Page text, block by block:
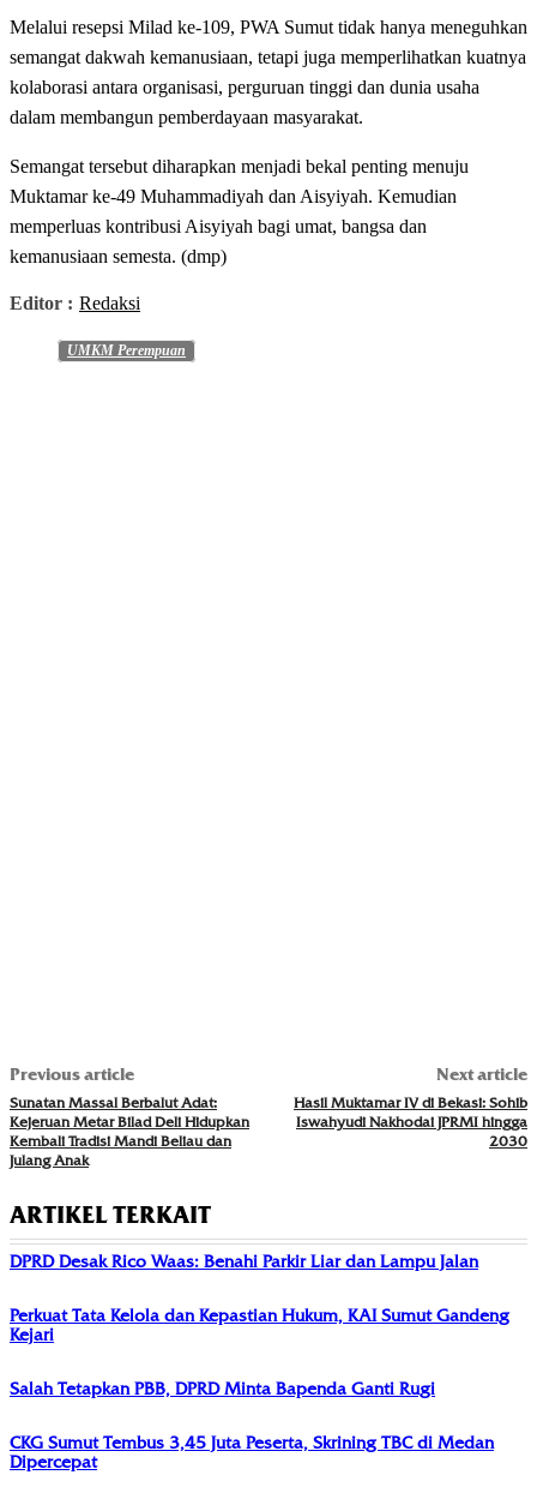
Melalui resepsi Milad ke-109, PWA Sumut tidak hanya meneguhkan
semangat dakwah kemanusiaan, tetapi juga memperlihatkan kuatnya
kolaborasi antara organisasi, perguruan tinggi dan dunia usaha
dalam membangun pemberdayaan masyarakat.
Semangat tersebut diharapkan menjadi bekal penting menuju
Muktamar ke-49 Muhammadiyah dan Aisyiyah. Kemudian
memperluas kontribusi Aisyiyah bagi umat, bangsa dan
kemanusiaan semesta. (dmp)
Editor : Redaksi
UMKM Perempuan
Previous article
Sunatan Massal Berbalut Adat:
Kejeruan Metar Bilad Deli Hidupkan
Kembali Tradisi Mandi Beliau dan
Julang Anak
Next article
Hasil Muktamar IV di Bekasi: Sohib
Iswahyudi Nakhodai JPRMI hingga
2030
ARTIKEL TERKAIT
DPRD Desak Rico Waas: Benahi Parkir Liar dan Lampu Jalan
Perkuat Tata Kelola dan Kepastian Hukum, KAI Sumut Gandeng
Kejari
Salah Tetapkan PBB, DPRD Minta Bapenda Ganti Rugi
CKG Sumut Tembus 3,45 Juta Peserta, Skrining TBC di Medan
Dipercepat